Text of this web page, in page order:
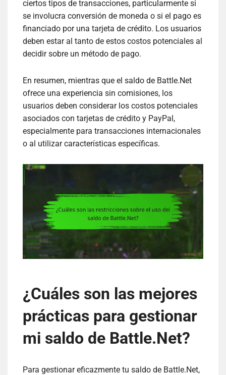
ciertos tipos de transacciones, particularmente si
se involucra conversión de moneda o si el pago es
financiado por una tarjeta de crédito. Los usuarios
deben estar al tanto de estos costos potenciales al
decidir sobre un método de pago.
En resumen, mientras que el saldo de Battle.Net
ofrece una experiencia sin comisiones, los
usuarios deben considerar los costos potenciales
asociados con tarjetas de crédito y PayPal,
especialmente para transacciones internacionales
o al utilizar características específicas.
¿Cuáles son las mejores
prácticas para gestionar
mi saldo de Battle.Net?
Para gestionar eficazmente tu saldo de Battle.Net,